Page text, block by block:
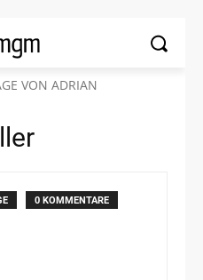
VON ADRIAN
0 KOMMENTARE